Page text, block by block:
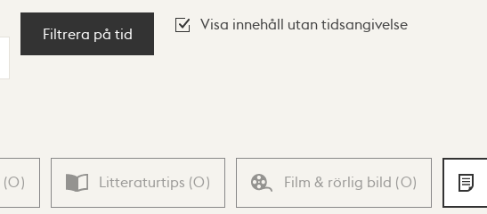
Filtrera på tid
Visa innehåll utan tidsangivelse
(0) Litteraturtips (0) Film & rörlig bild (0)